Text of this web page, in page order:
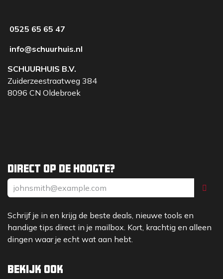
Direct op de hoogte?
Schrijf je in en krijg de beste deals, nieuwe tools en
handige tips direct in je mailbox. Kort, krachtig en alleen
dingen waar je echt wat aan hebt.
Bekijk ook
0525 65 65 47
info@schuurhuis.nl
SCHUURHUIS B.V.
Zuiderzeestraatweg 384
8096 CN Oldebroek